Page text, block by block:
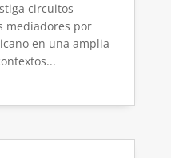
circuitos
mediadores por
en una amplia